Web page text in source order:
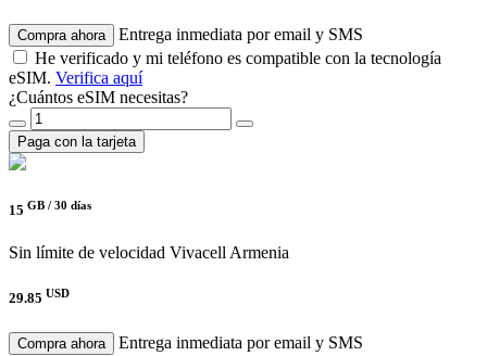
Compra ahora
Entrega inmediata por email y SMS
He verificado y mi teléfono es compatible con la tecnología
eSIM. Verifica aquí
¿Cuántos eSIM necesitas?
Paga con la tarjeta
15 GB / 30 días
Sin límite de velocidad Vivacell Armenia
29.85 USD
Compra ahora
Entrega inmediata por email y SMS